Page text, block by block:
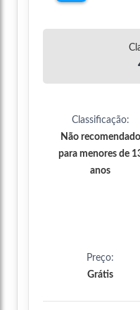
Classificação:
Não recomendado
para menores de
anos
Preço:
Grátis